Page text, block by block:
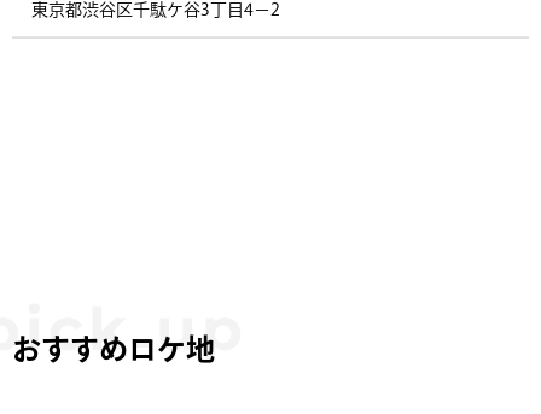
東京都渋谷区千駄ケ谷3丁目4−2 ​
おすすめロケ地